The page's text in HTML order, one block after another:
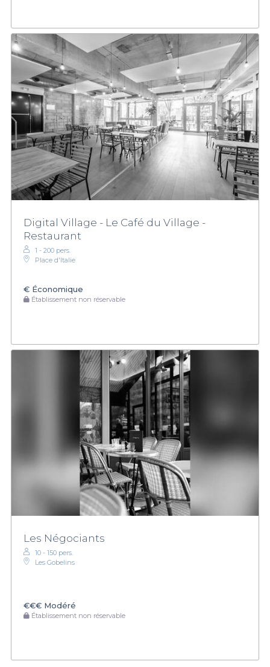
Digital Village - Le Café du Village -
Restaurant
1 - 200 pers.
Place d'Italie
€ Économique
Établissement non réservable
Les Négociants
10 - 150 pers.
Les Gobelins
€€€ Modéré
Établissement non réservable